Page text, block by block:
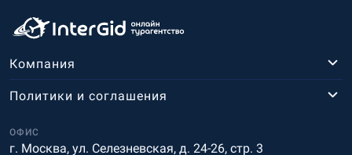
Компания
ОФИС
г. Москва, ул. Селезневская, д. 24-26, стр. 3
Политики и соглашения